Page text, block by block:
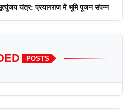
यंत्र: प्रयागराज में भूमि पूजन संपन्न
POSTS